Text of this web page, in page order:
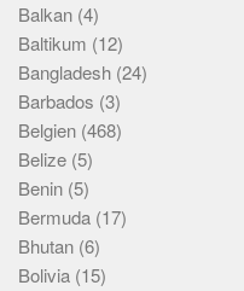
Balkan (4)
Baltikum (12)
Bangladesh (24)
Barbados (3)
Belgien (468)
Belize (5)
Benin (5)
Bermuda (17)
Bhutan (6)
Bolivia (15)